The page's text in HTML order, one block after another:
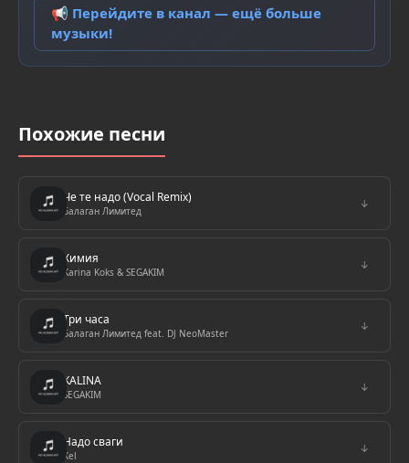
📢 Перейдите в канал — ещё больше
музыки!
Похожие песни
Че те надо (Vocal Remix)
Балаган Лимитед
↓
Химия
Karina Koks & SEGAKIM
↓
Три часа
Балаган Лимитед feat. DJ NeoMaster
↓
KALINA
SEGAKIM
↓
Надо сваги
Kel
↓